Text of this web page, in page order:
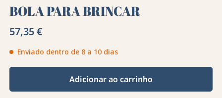
BOLA PARA BRINCAR
57,35 €
Enviado dentro de 8 a 10 dias
Adicionar ao carrinho